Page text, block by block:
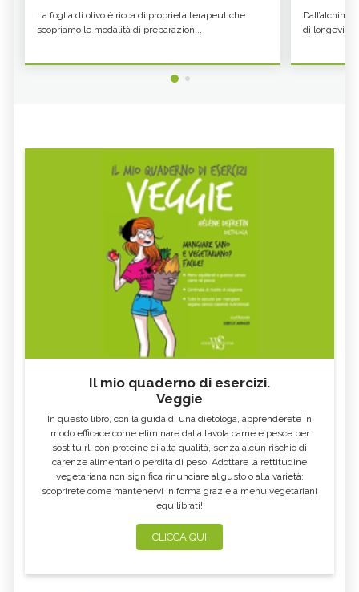
La foglia di olivo è ricca di proprietà terapeutiche:
scopriamo le modalità di preparazion...
di longevità
Il mio quaderno di esercizi.
Veggie
In questo libro, con la guida di una dietologa, apprenderete in
modo efficace come eliminare dalla tavola carne e pesce per
sostituirli con proteine di alta qualità, senza alcun rischio di
carenze alimentari o perdita di peso. Adottare la rettitudine
vegetariana non significa rinunciare al gusto o alla varietà:
scoprirete come mantenervi in forma grazie a menu vegetariani
equilibrati!
CLICCA QUI